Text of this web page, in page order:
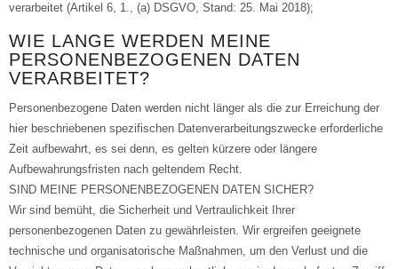
verarbeitet (Artikel 6, 1., (a) DSGVO, Stand: 25. Mai 2018);
WIE LANGE WERDEN MEINE
PERSONENBEZOGENEN DATEN
VERARBEITET?
Personenbezogene Daten werden nicht länger als die zur Erreichung der
hier beschriebenen spezifischen Datenverarbeitungszwecke erforderliche
Zeit aufbewahrt, es sei denn, es gelten kürzere oder längere
Aufbewahrungsfristen nach geltendem Recht.
SIND MEINE PERSONENBEZOGENEN DATEN SICHER?
Wir sind bemüht, die Sicherheit und Vertraulichkeit Ihrer
personenbezogenen Daten zu gewährleisten. Wir ergreifen geeignete
technische und organisatorische Maßnahmen, um den Verlust und die